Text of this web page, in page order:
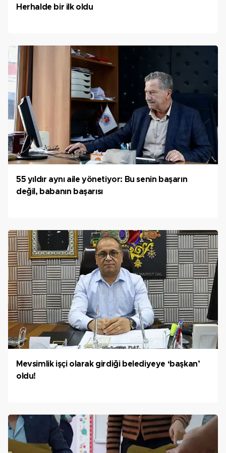
Herhalde bir ilk oldu
55 yıldır aynı aile yönetiyor: Bu senin başarın
değil, babanın başarısı
Mevsimlik işçi olarak girdiği belediyeye ‘başkan’
oldu!